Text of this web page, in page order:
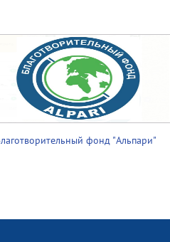
фонд "Альпари"